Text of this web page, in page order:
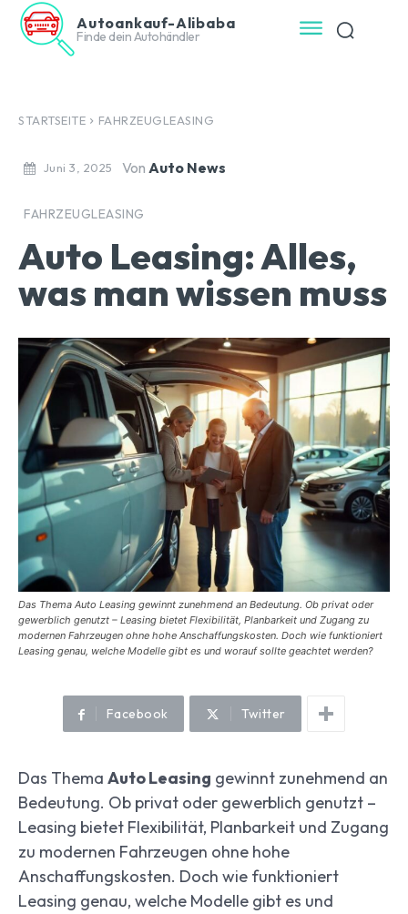
Autoankauf-Alibaba
Finde dein Autohändler
STARTSEITE FAHRZEUGLEASING
Juni 3, 2025 Von Auto News
FAHRZEUGLEASING
Auto Leasing: Alles,
was man wissen muss
Das Thema Auto Leasing gewinnt zunehmend an Bedeutung. Ob privat oder
gewerblich genutzt – Leasing bietet Flexibilität, Planbarkeit und Zugang zu
modernen Fahrzeugen ohne hohe Anschaffungskosten. Doch wie funktioniert
Leasing genau, welche Modelle gibt es und worauf sollte geachtet werden?
Facebook Twitter
Das Thema Auto Leasing gewinnt zunehmend an
Bedeutung. Ob privat oder gewerblich genutzt –
Leasing bietet Flexibilität, Planbarkeit und Zugang
zu modernen Fahrzeugen ohne hohe
Anschaffungskosten. Doch wie funktioniert
Leasing genau, welche Modelle gibt es und